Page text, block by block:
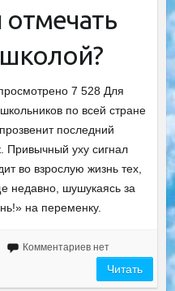
7 528 Для
по всей стране
последний
Привычный уху сигнал
во взрослую жизнь тех,
недавно, шушукаясь за
на переменку.
Комментариев нет
Читать